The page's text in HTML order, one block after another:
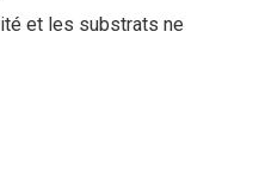
et les substrats ne